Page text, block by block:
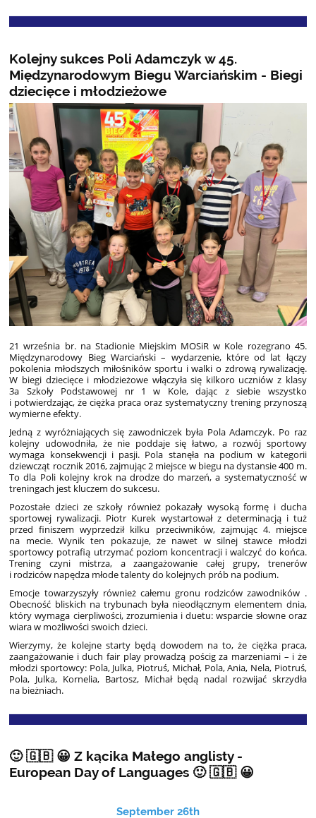
Kolejny sukces Poli Adamczyk w 45.
Międzynarodowym Biegu Warciańskim - Biegi
dziecięce i młodzieżowe
21 września br. na Stadionie Miejskim MOSiR w Kole rozegrano 45.
Międzynarodowy Bieg Warciański – wydarzenie, które od lat łączy
pokolenia młodszych miłośników sportu i walki o zdrową rywalizację.
W biegi dziecięce i młodzieżowe włączyła się kilkoro uczniów z klasy
3a Szkoły Podstawowej nr 1 w Kole, dając z siebie wszystko
i potwierdzając, że ciężka praca oraz systematyczny trening przynoszą
wymierne efekty.
Jedną z wyróżniających się zawodniczek była Pola Adamczyk. Po raz
kolejny udowodniła, że nie poddaje się łatwo, a rozwój sportowy
wymaga konsekwencji i pasji. Pola stanęła na podium w kategorii
dziewcząt rocznik 2016, zajmując 2 miejsce w biegu na dystansie 400 m.
To dla Poli kolejny krok na drodze do marzeń, a systematyczność w
treningach jest kluczem do sukcesu.
Pozostałe dzieci ze szkoły również pokazały wysoką formę i ducha
sportowej rywalizacji. Piotr Kurek wystartował z determinacją i tuż
przed finiszem wyprzedził kilku przeciwników, zajmując 4. miejsce
na mecie. Wynik ten pokazuje, że nawet w silnej stawce młodzi
sportowcy potrafią utrzymać poziom koncentracji i walczyć do końca.
Trening czyni mistrza, a zaangażowanie całej grupy, trenerów
i rodziców napędza młode talenty do kolejnych prób na podium.
Emocje towarzyszyły również całemu gronu rodziców zawodników .
Obecność bliskich na trybunach była nieodłącznym elementem dnia,
który wymaga cierpliwości, zrozumienia i duetu: wsparcie słowne oraz
wiara w możliwości swoich dzieci.
Wierzymy, że kolejne starty będą dowodem na to, że ciężka praca,
zaangażowanie i duch fair play prowadzą pościg za marzeniami – i że
młodzi sportowcy: Pola, Julka, Piotruś, Michał, Pola, Ania, Nela, Piotruś,
Pola, Julka, Kornelia, Bartosz, Michał będą nadal rozwijać skrzydła
na bieżniach.
🙂 🇬🇧 😀 Z kącika Małego anglisty -
European Day of Languages 🙂 🇬🇧 😀
September 26th